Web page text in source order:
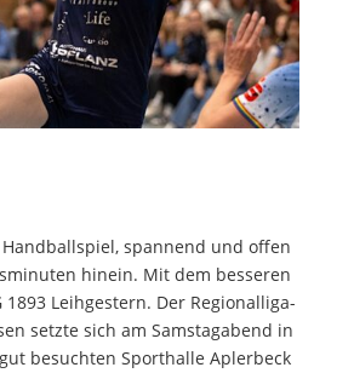
spannend und offen
hinein. Mit dem besseren
1893 Leihgestern. Der Regionalliga-
setzte sich am Samstagabend in
besuchten Sporthalle Aplerbeck